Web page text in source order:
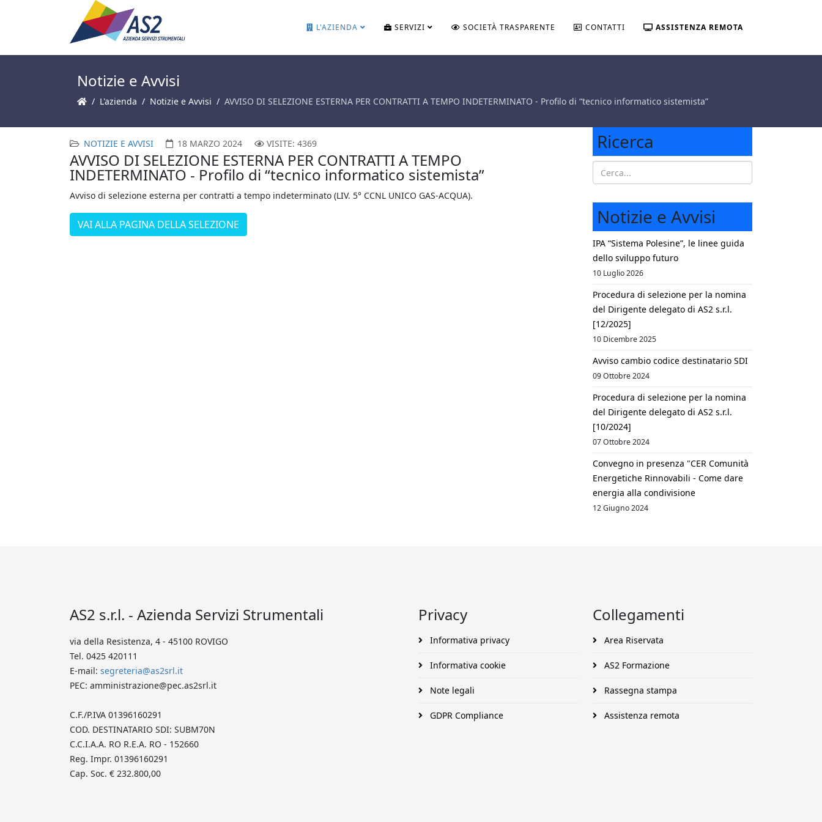
L'AZIENDA SERVIZI SOCIETÀ TRASPARENTE CONTATTI ASSISTENZA REMOTA
Notizie e Avvisi
L'azienda Notizie e Avvisi AVVISO DI SELEZIONE ESTERNA PER CONTRATTI A TEMPO INDETERMINATO - Profilo di “tecnico informatico sistemista”
NOTIZIE E AVVISI 18 MARZO 2024 VISITE: 4369
AVVISO DI SELEZIONE ESTERNA PER CONTRATTI A TEMPO
INDETERMINATO - Profilo di “tecnico informatico sistemista”
Avviso di selezione esterna per contratti a tempo indeterminato (LIV. 5° CCNL UNICO GAS-ACQUA).
VAI ALLA PAGINA DELLA SELEZIONE
Ricerca
Notizie e Avvisi
IPA “Sistema Polesine”, le linee guida
dello sviluppo futuro
10 Luglio 2026
Procedura di selezione per la nomina
del Dirigente delegato di AS2 s.r.l.
[12/2025]
10 Dicembre 2025
Avviso cambio codice destinatario SDI
09 Ottobre 2024
Procedura di selezione per la nomina
del Dirigente delegato di AS2 s.r.l.
[10/2024]
07 Ottobre 2024
Convegno in presenza "CER Comunità
Energetiche Rinnovabili - Come dare
energia alla condivisione
12 Giugno 2024
AS2 s.r.l. - Azienda Servizi Strumentali
via della Resistenza, 4 - 45100 ROVIGO
Tel. 0425 420111
E-mail: segreteria@as2srl.it
PEC: amministrazione@pec.as2srl.it
C.F./P.IVA 01396160291
COD. DESTINATARIO SDI: SUBM70N
C.C.I.A.A. RO R.E.A. RO - 152660
Reg. Impr. 01396160291
Cap. Soc. € 232.800,00
Privacy
Informativa privacy
Informativa cookie
Note legali
GDPR Compliance
Collegamenti
Area Riservata
AS2 Formazione
Rassegna stampa
Assistenza remota